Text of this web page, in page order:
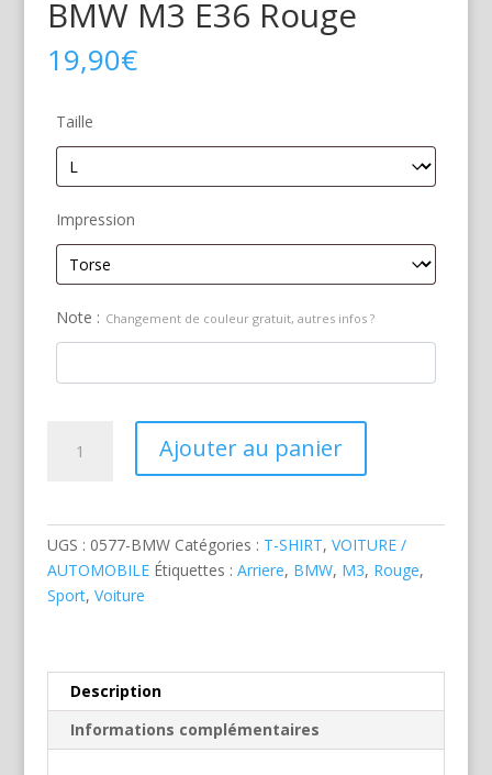
BMW M3 E36 Rouge
19,90€
Taille
Impression
Note : Changement de couleur gratuit, autres infos ?
Ajouter au panier
UGS : 0577-BMW Catégories : T-SHIRT, VOITURE /
AUTOMOBILE Étiquettes : Arriere, BMW, M3, Rouge,
Sport, Voiture
Description
Informations complémentaires